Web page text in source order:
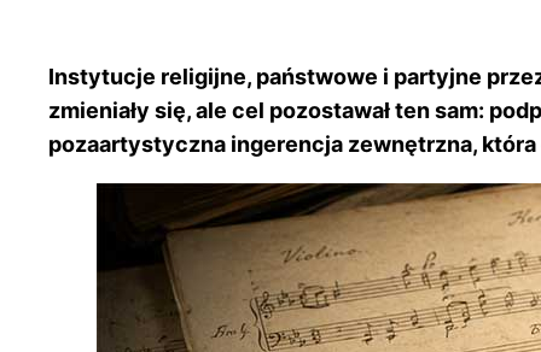
Instytucje religijne, państwowe i partyjne
zmieniały się, ale cel pozostawał ten sam:
pozaartystyczna ingerencja zewnętrzna,